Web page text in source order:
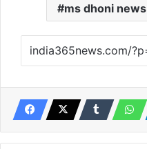
ms dhoni news